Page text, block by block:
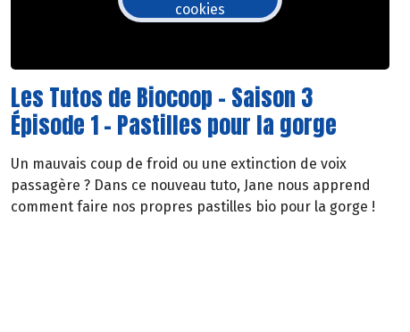
cookies
Les Tutos de Biocoop - Saison 3
Épisode 1 - Pastilles pour la gorge
Un mauvais coup de froid ou une extinction de voix
passagère ? Dans ce nouveau tuto, Jane nous apprend
comment faire nos propres pastilles bio pour la gorge !